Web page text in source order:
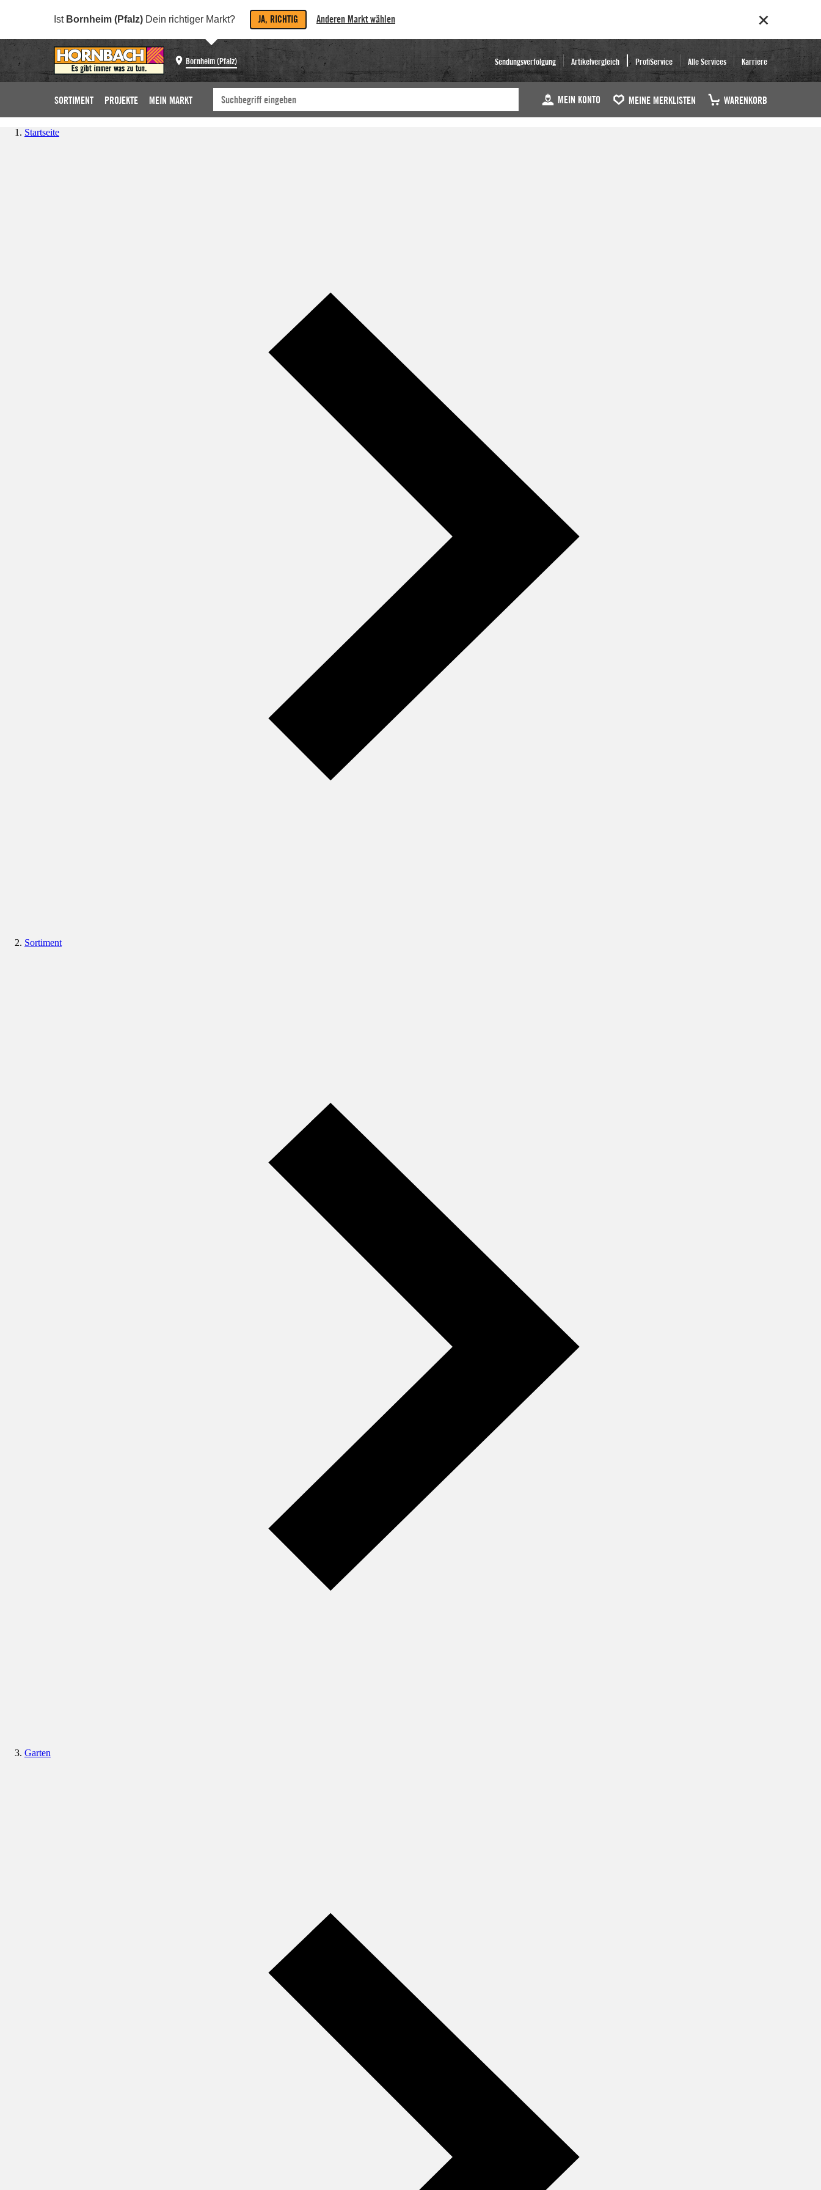
Ist Bornheim (Pfalz) Dein richtiger Markt? JA, RICHTIG Anderen Markt wählen
Bornheim (Pfalz) Sendungsverfolgung Artikelvergleich ProfiService Alle Services Karriere
SORTIMENT PROJEKTE MEIN MARKT MEIN KONTO MEINE MERKLISTEN WARENKORB
Startseite
Sortiment
Garten